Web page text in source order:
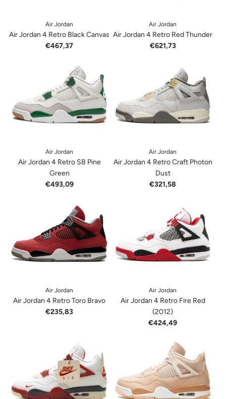
Air Jordan
Air Jordan 4 Retro Black Canvas
€467,37
Air Jordan
Air Jordan 4 Retro Red Thunder
€621,73
Air Jordan
Air Jordan 4 Retro SB Pine
Green
€493,09
Air Jordan
Air Jordan 4 Retro Craft Photon
Dust
€321,58
Air Jordan
Air Jordan 4 Retro Toro Bravo
€235,83
Air Jordan
Air Jordan 4 Retro Fire Red
(2012)
€424,49